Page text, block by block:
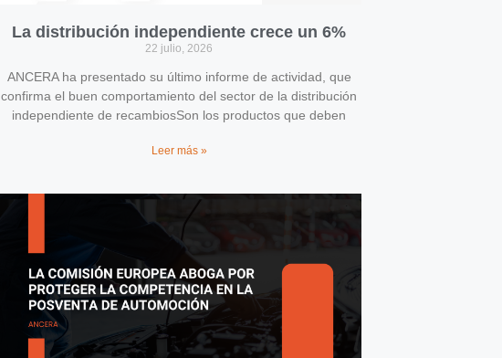
La distribución independiente crece un 6%
22 julio, 2026
ANCERA ha presentado su último informe de actividad, que
confirma el buen comportamiento del sector de la distribución
independiente de recambiosSon los productos que deben
Leer más »